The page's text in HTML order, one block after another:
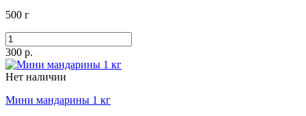
500 г
300 р.
Нет наличии
Мини мандарины 1 кг